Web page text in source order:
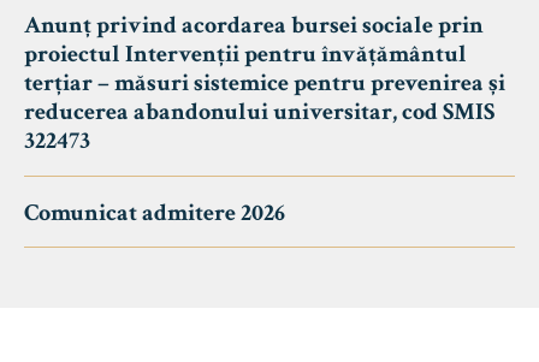
Anunț privind acordarea bursei sociale prin
proiectul Intervenții pentru învățământul
terțiar – măsuri sistemice pentru prevenirea și
reducerea abandonului universitar, cod SMIS
322473
Comunicat admitere 2026